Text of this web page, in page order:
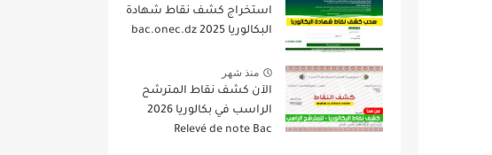
استخراج كشف نقاط شهادة
البكالوريا 2025 bac.onec.dz
منذ شهر
الآن كشف نقاط المترشح
الراسب في بكالوريا 2026
Relevé de note Bac